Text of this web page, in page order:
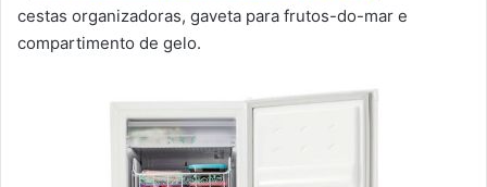
cestas organizadoras, gaveta para frutos-do-mar e
compartimento de gelo.